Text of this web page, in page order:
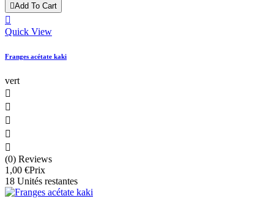
Add To Cart

Quick View
Franges acétate kaki
vert





(0) Reviews
1,00 €Prix
18 Unités restantes